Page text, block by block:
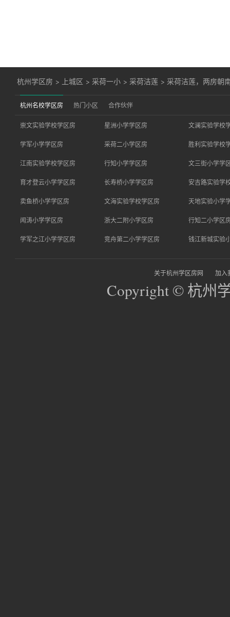
杭州学区房 > 上城区 > 采荷一小 > 采荷洁莲 > 采荷洁莲，两房朝
杭州名校学区房 热门小区 合作伙伴
崇文实验学校学区房 星洲小学学区房 文澜实验学校
学军小学学区房 采荷二小学区房 胜利实验学校
江南实验学校学区房 行知小学学区房 文三街小学学
育才登云小学学区房 长寿桥小学学区房 安吉路实验学
卖鱼桥小学学区房 文海实验学校学区房 天地实验小学
闻涛小学学区房 浙大二附小学区房 行知二小学区
学军之江小学学区房 竞舟第二小学学区房 钱江新城实验
关于杭州学区房网 加入
Copyright © 杭州